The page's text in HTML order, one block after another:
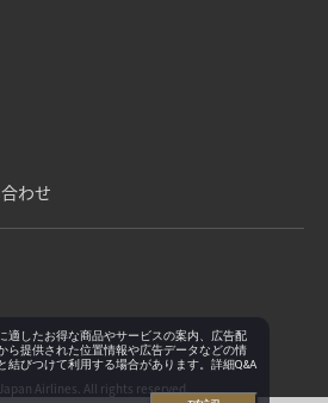
わせ
Airlines. All rights reserved.
適したお得な商品やサービスの案内、広告配
ら提供された位置情報や広告データなどの情
結びつけて利用する場合があります。詳細Q&A